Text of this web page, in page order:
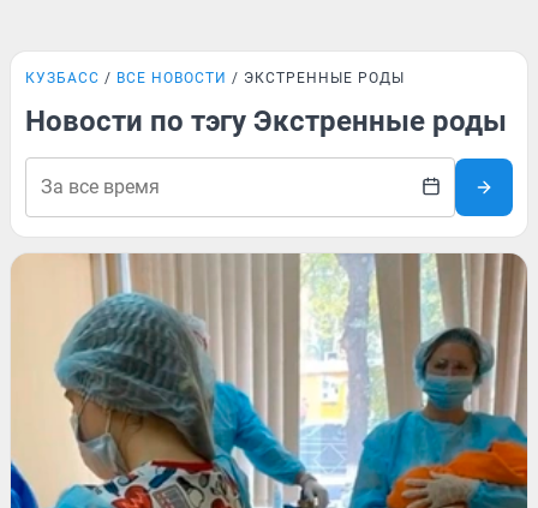
КУЗБАСС ВСЕ НОВОСТИ ЭКСТРЕННЫЕ РОДЫ
Новости по тэгу Экстренные роды